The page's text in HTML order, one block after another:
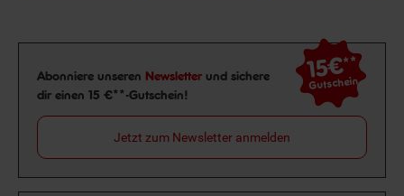
Newsletter Anmeldung
Abonniere unseren Newsletter und sichere
dir einen 15 €**-Gutschein!
15€**
Gutschein
Jetzt zum Newsletter anmelden